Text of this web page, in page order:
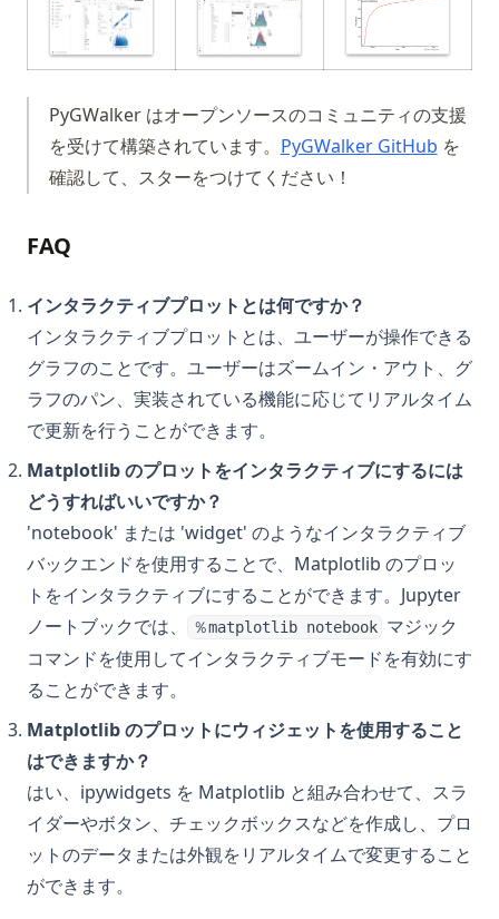
(opens in a new tab)(opens in a new tab)(opens in a
PyGWalker はオープンソースのコミュニティの支援
を受けて構築されています。 PyGWalker GitHub(opens
を
確認して、スターをつけてください！
FAQ
インタラクティブプロットとは何ですか？
インタラクティブプロットとは、ユーザーが操作できる
グラフのことです。ユーザーはズームイン・アウト、グ
ラフのパン、実装されている機能に応じてリアルタイム
で更新を行うことができます。
Matplotlib のプロットをインタラクティブにするには
どうすればいいですか？
'notebook' または 'widget' のようなインタラクティブ
バックエンドを使用することで、Matplotlib のプロッ
トをインタラクティブにすることができます。Jupyter
ノートブックでは、
％matplotlib notebook マジック
コマンドを使用してインタラクティブモードを有効にす
ることができます。
Matplotlib のプロットにウィジェットを使用すること
はできますか？
はい、ipywidgets を Matplotlib と組み合わせて、スラ
イダーやボタン、チェックボックスなどを作成し、プロ
ットのデータまたは外観をリアルタイムで変更すること
ができます。